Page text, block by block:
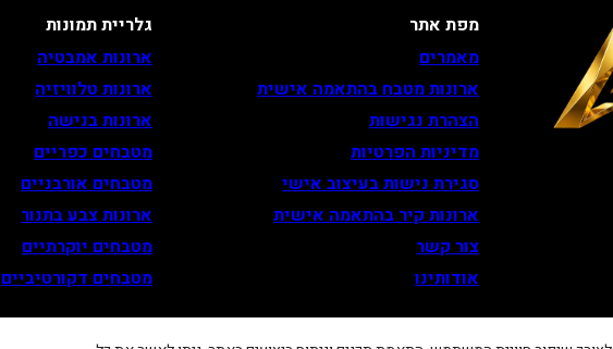
מפת אתר
מאמרים
ארונות מטבח בהתאמה אישית
הצהרת נגישות
מדיניות הפרטיות
סגירת נישות בעיצוב אישי
ארונות קיר בהתאמה אישית
צור קשר
אודותינו
גלריית תמונות
ארונות אמבטיה
ארונות טלוויזיה
ארונות בנישה
מטבחים כפריים
מטבחים אורבניים
ארונות צבע בתנור
מטבחים יוקרתיים
מטבחים דקורטיביים